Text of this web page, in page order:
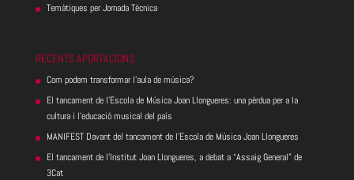
Temàtiques per Jornada Tècnica
RECENTS APORTACIONS
Com podem transformar l’aula de música?
El tancament de l’Escola de Música Joan Llongueres: una pèrdua per a la
cultura i l’educació musical del país
MANIFEST Davant del tancament de l’Escola de Música Joan Llongueres
El tancament de l’Institut Joan Llongueres, a debat a “Assaig General” de
3Cat